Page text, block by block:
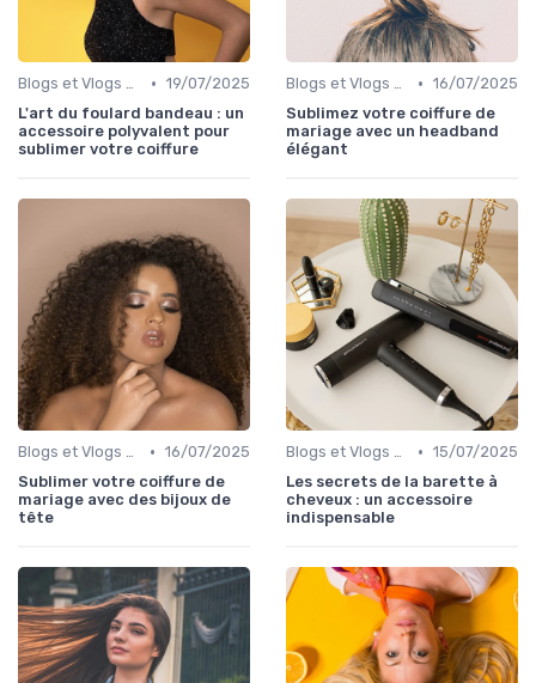
Blogs et Vlogs de Coiffure • 19/07/2025
L'art du foulard bandeau : un
accessoire polyvalent pour
sublimer votre coiffure
Blogs et Vlogs de Coiffure • 16/07/2025
Sublimez votre coiffure de
mariage avec un headband
élégant
Blogs et Vlogs de Coiffure • 16/07/2025
Sublimer votre coiffure de
mariage avec des bijoux de
tête
Blogs et Vlogs de Coiffure • 15/07/2025
Les secrets de la barette à
cheveux : un accessoire
indispensable